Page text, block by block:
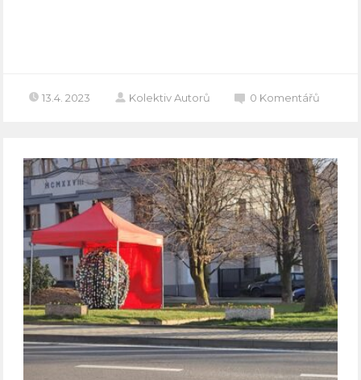
13.4. 2023 Kolektiv Autorů 0 Komentářů